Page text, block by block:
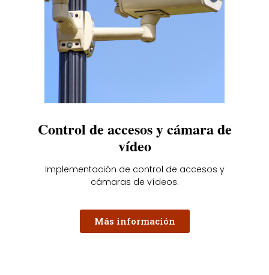
Control de accesos y cámara de
vídeo
Implementación de control de accesos y
cámaras de vídeos.
Más información